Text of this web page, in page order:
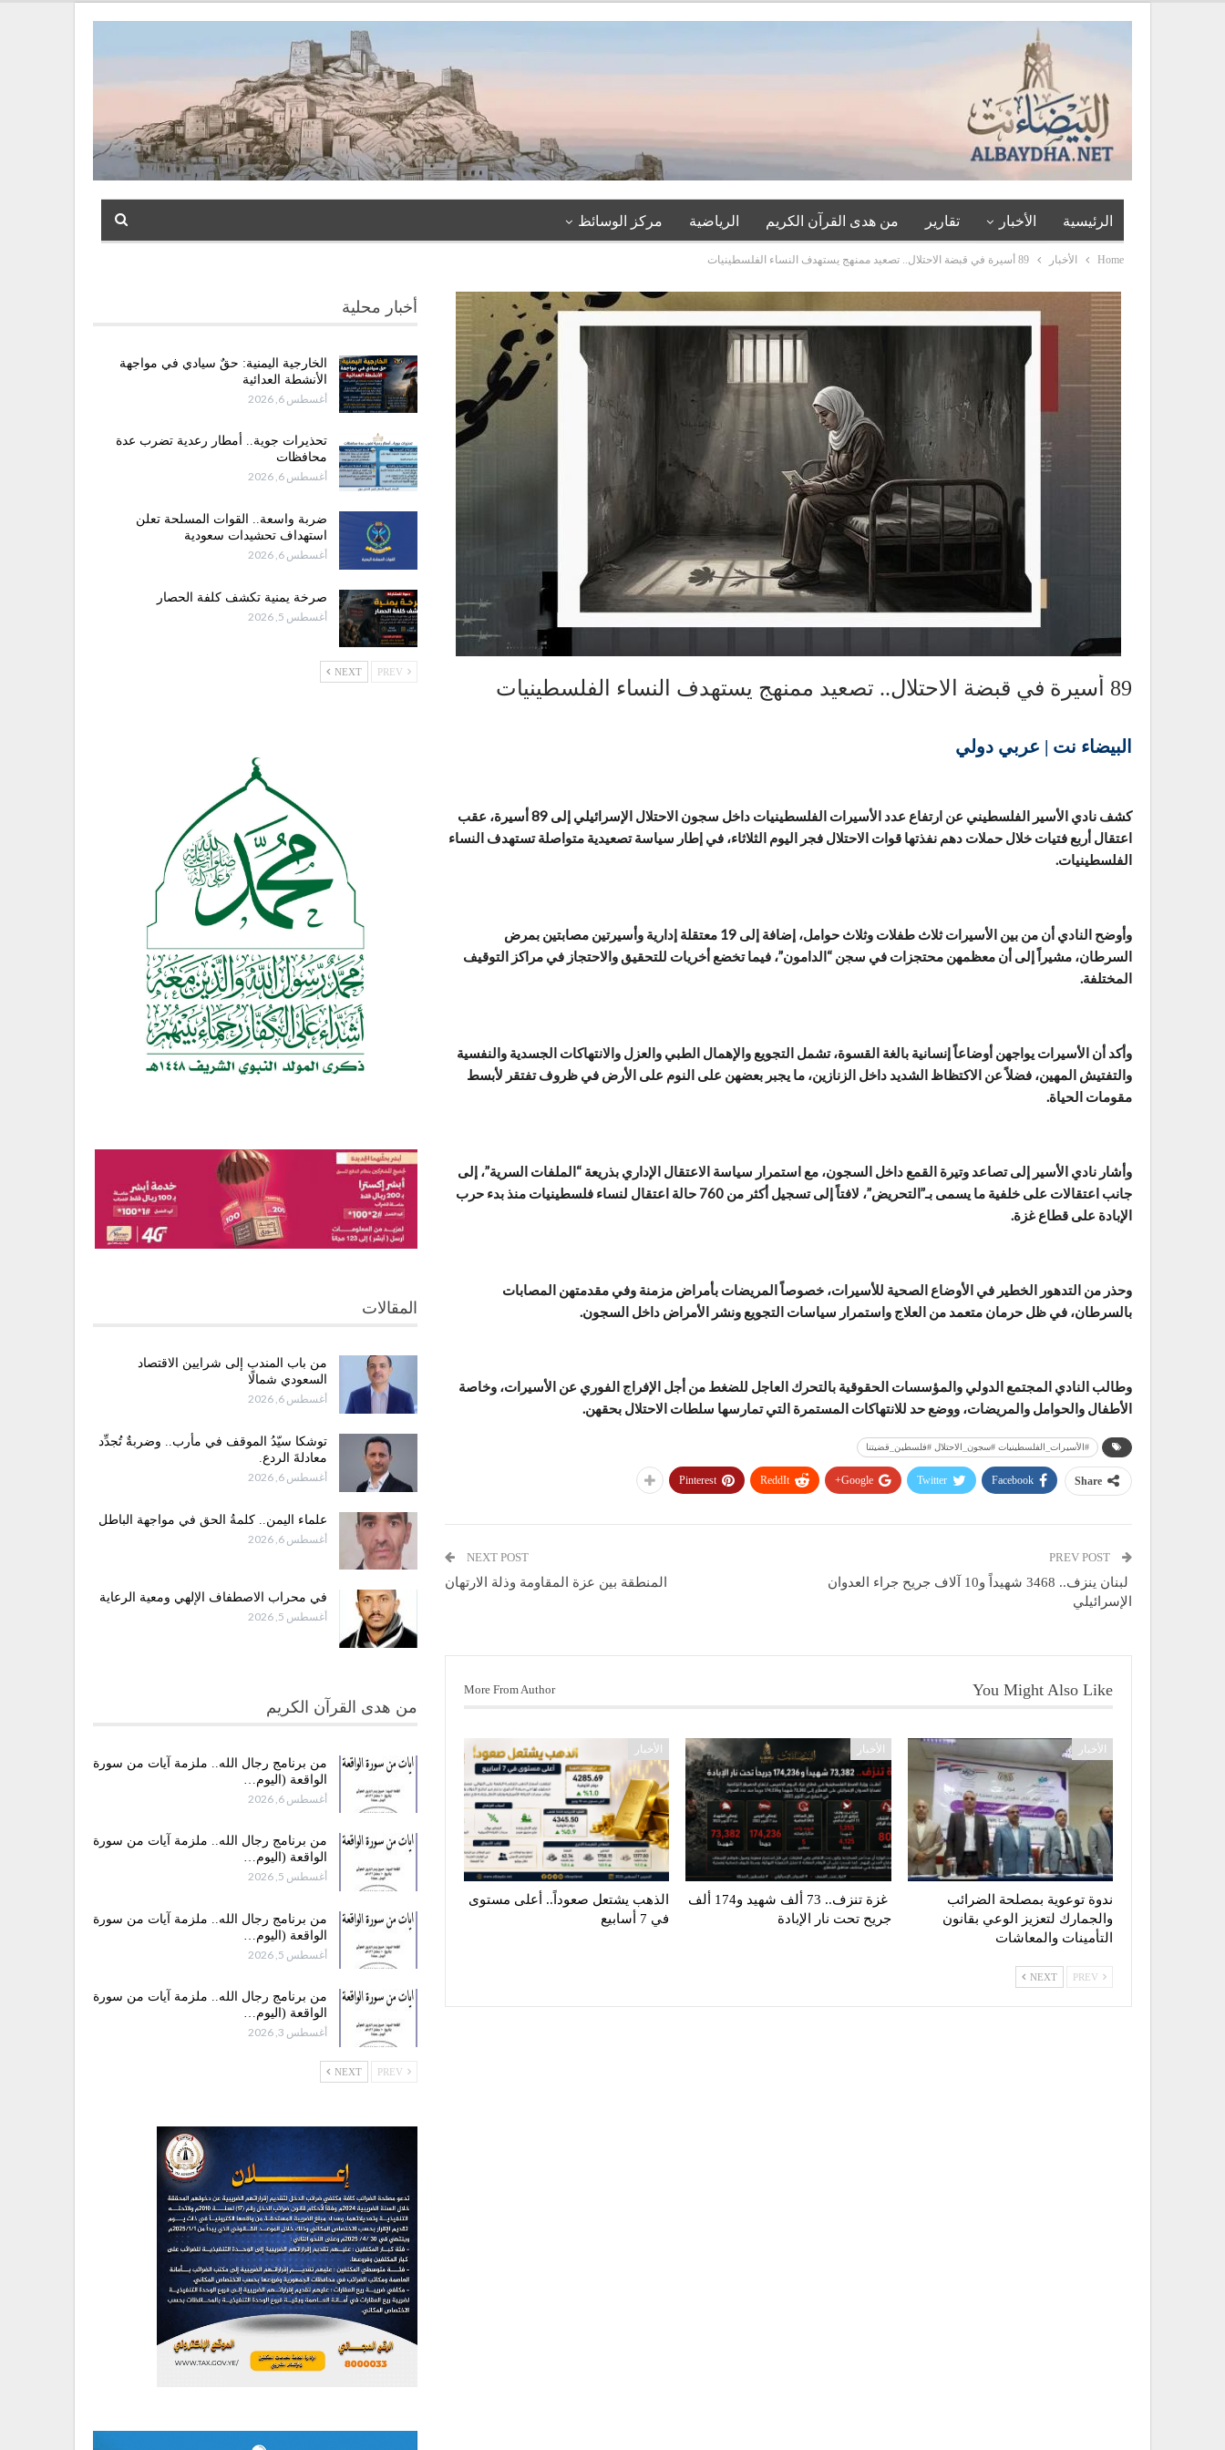
الرئيسية الأخبار تقارير من هدى القرآن الكريم الرياضية مركز الوسائظ
Home الأخبار 89 أسيرة في قبضة الاحتلال.. تصعيد ممنهج يستهدف النساء الفلسطينيات
89 أسيرة في قبضة الاحتلال.. تصعيد ممنهج يستهدف النساء الفلسطينيات
البيضاء نت | عربي دولي
كشف نادي الأسير الفلسطيني عن ارتفاع عدد الأسيرات الفلسطينيات داخل سجون الاحتلال الإسرائيلي إلى 89 أسيرة، عقب
اعتقال أربع فتيات خلال حملات دهم نفذتها قوات الاحتلال فجر اليوم الثلاثاء، في إطار سياسة تصعيدية متواصلة تستهدف النساء
الفلسطينيات.
وأوضح النادي أن من بين الأسيرات ثلاث طفلات وثلاث حوامل، إضافة إلى 19 معتقلة إدارية وأسيرتين مصابتين بمرض
السرطان، مشيراً إلى أن معظمهن محتجزات في سجن “الدامون”، فيما تخضع أخريات للتحقيق والاحتجاز في مراكز التوقيف
المختلفة.
وأكد أن الأسيرات يواجهن أوضاعاً إنسانية بالغة القسوة، تشمل التجويع والإهمال الطبي والعزل والانتهاكات الجسدية والنفسية
والتفتيش المهين، فضلاً عن الاكتظاظ الشديد داخل الزنازين، ما يجبر بعضهن على النوم على الأرض في ظروف تفتقر لأبسط
مقومات الحياة.
وأشار نادي الأسير إلى تصاعد وتيرة القمع داخل السجون، مع استمرار سياسة الاعتقال الإداري بذريعة “الملفات السرية”، إلى
جانب اعتقالات على خلفية ما يسمى بـ”التحريض”، لافتاً إلى تسجيل أكثر من 760 حالة اعتقال لنساء فلسطينيات منذ بدء حرب
الإبادة على قطاع غزة.
وحذر من التدهور الخطير في الأوضاع الصحية للأسيرات، خصوصاً المريضات بأمراض مزمنة وفي مقدمتهن المصابات
بالسرطان، في ظل حرمان متعمد من العلاج واستمرار سياسات التجويع ونشر الأمراض داخل السجون.
وطالب النادي المجتمع الدولي والمؤسسات الحقوقية بالتحرك العاجل للضغط من أجل الإفراج الفوري عن الأسيرات، وخاصة
الأطفال والحوامل والمريضات، ووضع حد للانتهاكات المستمرة التي تمارسها سلطات الاحتلال بحقهن.
#الأسيرات_الفلسطينيات #سجون_الاحتلال #فلسطين_قضيتنا
Share
Facebook
Twitter
Google+
ReddIt
Pinterest
لبنان ينزف.. 3468 شهيداً و10 آلاف جريح جراء العدوان
الإسرائيلي
NEXT POST
المنطقة بين عزة المقاومة وذلة الارتهان
You Might Also Like
More From Author
الأخبار
ندوة توعوية بمصلحة الضرائب
والجمارك لتعزيز الوعي بقانون
التأمينات والمعاشات
الأخبار
غزة تنزف.. 73 ألف شهيد و174 ألف
جريح تحت نار الإبادة
الأخبار
الذهب يشتعل صعوداً.. أعلى مستوى
في 7 أسابيع
NEXT
أخبار محلية
الخارجية اليمنية: حقٌ سيادي في مواجهة
الأنشطة العدائية
أغسطس 6, 2026
تحذيرات جوية.. أمطار رعدية تضرب عدة
محافظات
أغسطس 6, 2026
ضربة واسعة.. القوات المسلحة تعلن
استهداف تحشيدات سعودية
أغسطس 6, 2026
صرخة يمنية تكشف كلفة الحصار
أغسطس 5, 2026
NEXT
المقالات
من باب المندب إلى شرايين الاقتصاد
السعودي شمالًا
أغسطس 6, 2026
توشكا سيّدُ الموقف في مأرب.. وضربةٌ تُجدِّد
معادلةَ الردع.
أغسطس 6, 2026
علماء اليمن.. كلمةُ الحق في مواجهة الباطل
أغسطس 6, 2026
في محراب الاصطفاف الإلهي ومعية الرعاية
أغسطس 5, 2026
من هدى القرآن الكريم
من برنامج رجال الله.. ملزمة آيات من سورة
الواقعة (اليوم…
أغسطس 6, 2026
من برنامج رجال الله.. ملزمة آيات من سورة
الواقعة (اليوم…
أغسطس 5, 2026
من برنامج رجال الله.. ملزمة آيات من سورة
الواقعة (اليوم…
أغسطس 5, 2026
من برنامج رجال الله.. ملزمة آيات من سورة
الواقعة (اليوم…
أغسطس 3, 2026
NEXT